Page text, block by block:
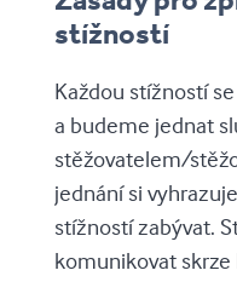
stížností
Každou stížností
a budeme jednat
stěžovatelem/
jednání si
stížností zabývat.
komunikovat